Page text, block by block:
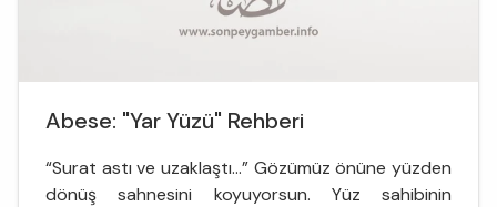
Abese: "Yar Yüzü" Rehberi
“Surat astı ve uzaklaştı…” Gözümüz önüne yüzden
dönüş sahnesini koyuyorsun. Yüz sahibinin